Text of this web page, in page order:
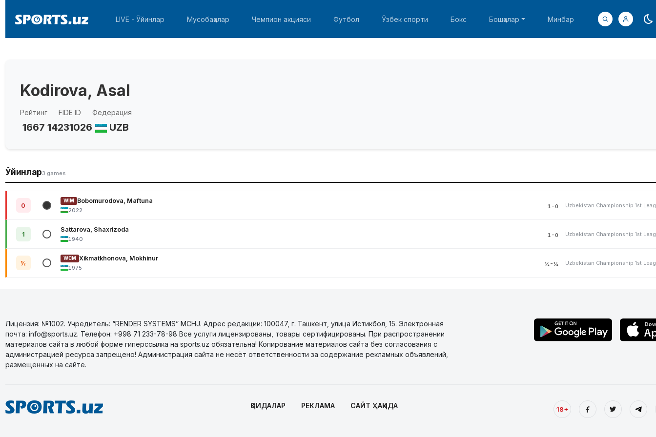
LIVE - Ўйинлар Мусобақалар Чемпион акцияси Футбол Ўзбек спорти Бокс Бошқалар Минбар
Kodirova, Asal
Рейтинг
1667
FIDE ID
14231026
Федерация
UZB
Ўйинлар3 games
0
WIM Bobomurodova, Maftuna
2022
1-0
1
Sattarova, Shaxrizoda
1940
1-0
½
WCM Xikmatkhonova, Mokhinur
1975
½-½
Лицензия: №1002. Учредитель: “RENDER SYSTEMS” MCHJ. Адрес редакции: 100047, г. Ташкент, улица Истикбол, 15. Электронная
почта: info@sports.uz. Телефон: +998 71 233-78-98 Все услуги лицензированы, товары сертифицированы. При распространении
материалов сайта в любой форме гиперссылка на sports.uz обязательна! Копирование материалов сайта без согласования с
администрацией ресурса запрещено! Администрация сайта не несёт ответственности за содержание рекламных объявлений,
размещенных на сайте.
ҚОИДАЛАР РЕКЛАМА САЙТ ҲАҚИДА 18+